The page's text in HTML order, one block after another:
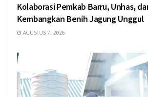
Kolaborasi Pemkab Barru, Unhas,
Kembangkan Benih Jagung Unggul
AGUSTUS 7, 2026